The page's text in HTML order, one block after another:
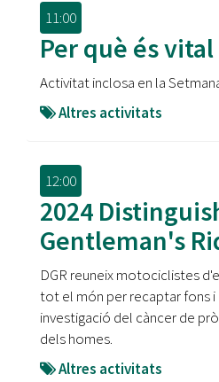
11:00
Per què és
Activitat inclosa en la
Altres activitats
12:00
2024
Gentleman's
DGR reuneix motociclistes
tot el món per recaptar fons
investigació del càncer de
dels homes.
Altres activitats